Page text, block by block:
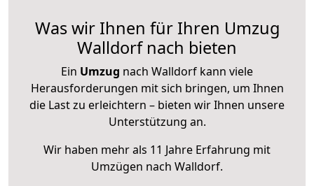
Was wir Ihnen für Ihren Umzug
Walldorf nach bieten
Ein Umzug nach Walldorf kann viele
Herausforderungen mit sich bringen, um Ihnen
die Last zu erleichtern – bieten wir Ihnen unsere
Unterstützung an.
Wir haben mehr als 11 Jahre Erfahrung mit
Umzügen nach Walldorf.